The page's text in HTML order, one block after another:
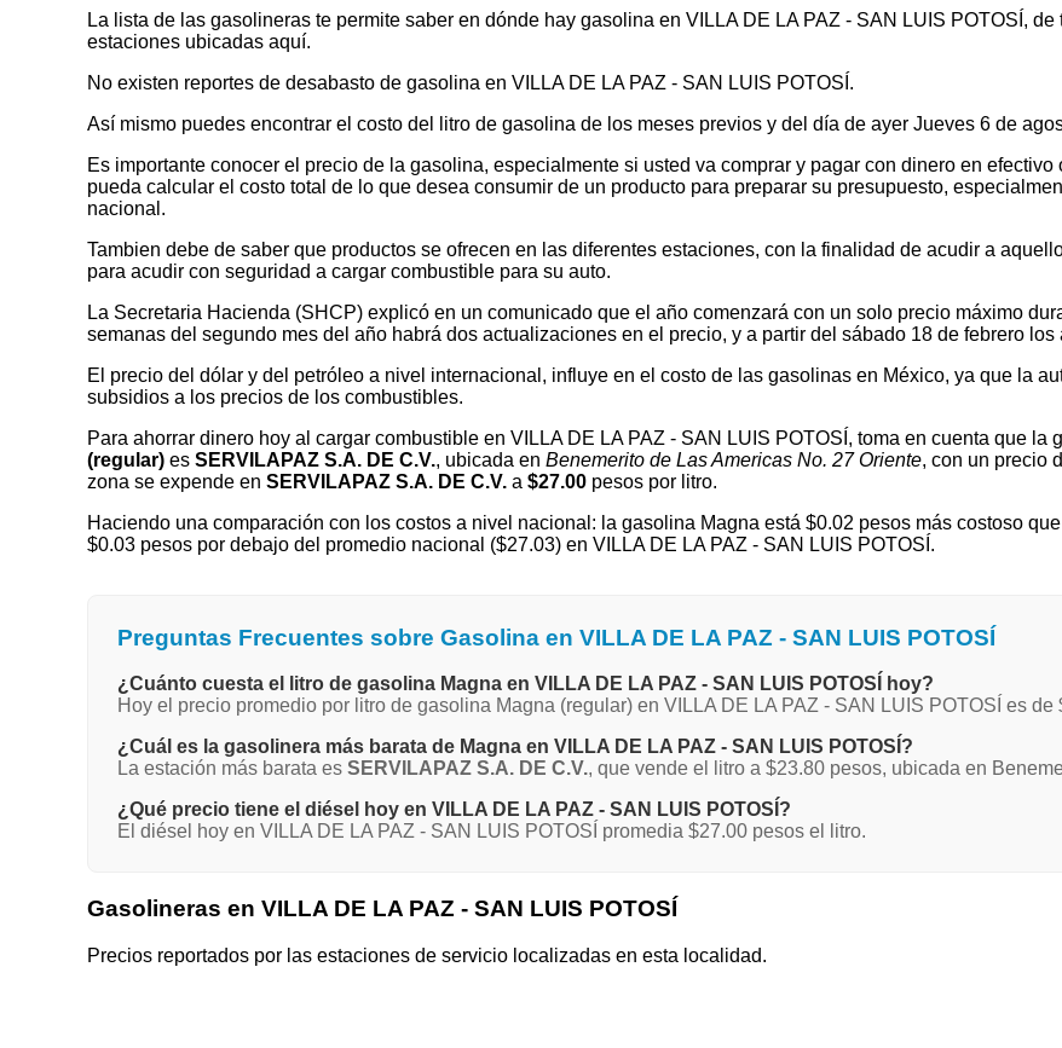
La lista de las gasolineras te permite saber en dónde hay gasolina en VILLA DE LA PAZ - SAN LUIS POTOSÍ,
estaciones ubicadas aquí.
No existen reportes de desabasto de gasolina en VILLA DE LA PAZ - SAN LUIS POTOSÍ.
Así mismo puedes encontrar el costo del litro de gasolina de los meses previos y del día de ayer Jueves 6 de
Es importante conocer el precio de la gasolina, especialmente si usted va comprar y pagar con dinero en
pueda calcular el costo total de lo que desea consumir de un producto para preparar su presupuesto,
nacional.
Tambien debe de saber que productos se ofrecen en las diferentes estaciones, con la finalidad de acudir a
para acudir con seguridad a cargar combustible para su auto.
La Secretaria Hacienda (SHCP) explicó en un comunicado que el año comenzará con un solo precio máximo
semanas del segundo mes del año habrá dos actualizaciones en el precio, y a partir del sábado 18 de febrero
El precio del dólar y del petróleo a nivel internacional, influye en el costo de las gasolinas en México, ya que la
subsidios a los precios de los combustibles.
Para ahorrar dinero hoy al cargar combustible en VILLA DE LA PAZ - SAN LUIS POTOSÍ, toma en cuenta que la
(regular) es SERVILAPAZ S.A. DE C.V., ubicada en Benemerito de Las Americas No. 27 Oriente, con un precio
zona se expende en SERVILAPAZ S.A. DE C.V. a $27.00 pesos por litro.
Haciendo una comparación con los costos a nivel nacional: la gasolina Magna está $0.02 pesos más costoso
$0.03 pesos por debajo del promedio nacional ($27.03) en VILLA DE LA PAZ - SAN LUIS POTOSÍ.
Preguntas Frecuentes sobre Gasolina en VILLA DE LA PAZ - SAN LUIS POTOSÍ
¿Cuánto cuesta el litro de gasolina Magna en VILLA DE LA PAZ - SAN LUIS POTOSÍ hoy?
Hoy el precio promedio por litro de gasolina Magna (regular) en VILLA DE LA PAZ - SAN LUIS POTOSÍ es de
¿Cuál es la gasolinera más barata de Magna en VILLA DE LA PAZ - SAN LUIS POTOSÍ?
La estación más barata es SERVILAPAZ S.A. DE C.V., que vende el litro a $23.80 pesos, ubicada en
¿Qué precio tiene el diésel hoy en VILLA DE LA PAZ - SAN LUIS POTOSÍ?
El diésel hoy en VILLA DE LA PAZ - SAN LUIS POTOSÍ promedia $27.00 pesos el litro.
Gasolineras en VILLA DE LA PAZ - SAN LUIS POTOSÍ
Precios reportados por las estaciones de servicio localizadas en esta localidad.